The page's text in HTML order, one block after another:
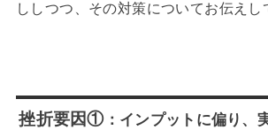
ししつつ、その対策についてお伝えし
挫折要因①：インプットに偏り、